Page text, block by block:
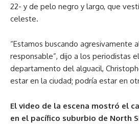
22- y de pelo negro y largo, que
celeste.
“Estamos buscando agresivamente
responsable”, dijo a los periodistas
departamento del alguacil,
estar en la ciudad; podría estar en
El video de la escena mostró el
en el pacífico suburbio de North